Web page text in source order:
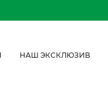
НАШ ЭКСКЛЮЗИВ